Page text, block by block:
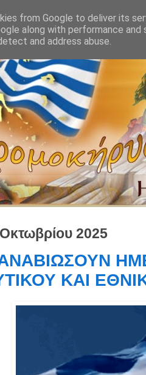
2025
ΚΑΙ
from Google to deliver its
along with performance
and address abuse.